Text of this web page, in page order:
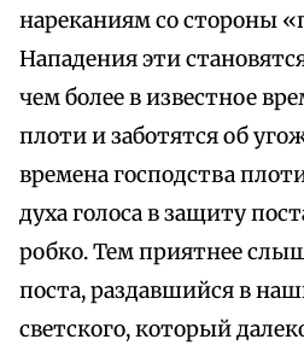
нареканиям со стороны
Нападения эти
чем более в известное
плоти и заботятся об
времена господства
духа голоса в защиту
робко. Тем приятнее
поста, раздавшийся в
светского, который